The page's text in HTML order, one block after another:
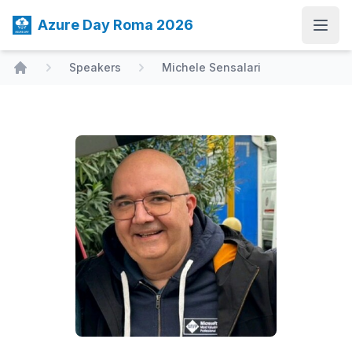
Azure Day Roma 2026
Speakers Michele Sensalari